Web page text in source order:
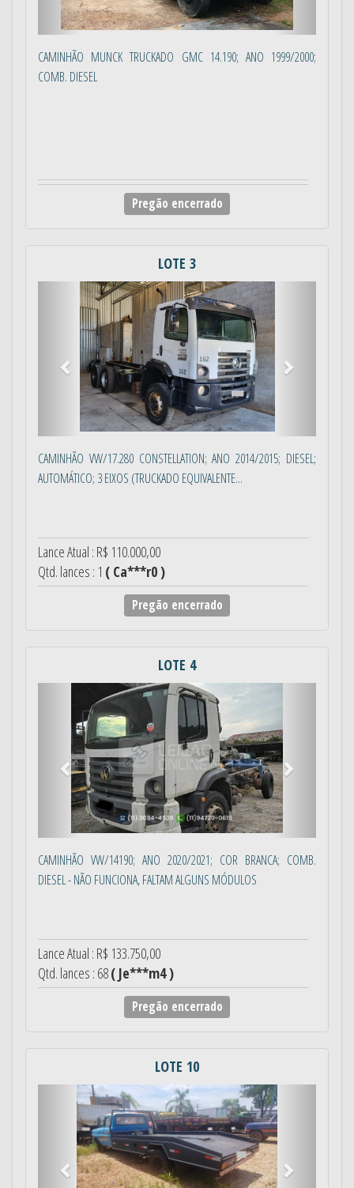
CAMINHÃO MUNCK TRUCKADO GMC 14.190; ANO 1999/2000;
COMB. DIESEL
Pregão encerrado
LOTE 3
Anterior
CAMINHÃO VW/17.280 CONSTELLATION; ANO 2014/2015; DIESEL;
AUTOMÁTICO; 3 EIXOS (TRUCKADO EQUIVALENTE...
Lance Atual : R$ 110.000,00
Qtd. lances : 1 ( Ca***r0 )
Pregão encerrado
LOTE 4
CAMINHÃO VW/14190; ANO 2020/2021; COR BRANCA; COMB.
DIESEL - NÃO FUNCIONA, FALTAM ALGUNS MÓDULOS
Lance Atual : R$ 133.750,00
Qtd. lances : 68( Je***m4 )
Pregão encerrado
LOTE 10
Anterior